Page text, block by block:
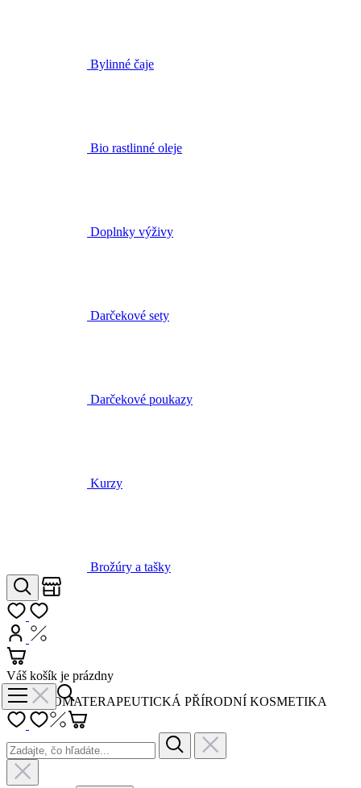
AROMATERAPEUTICKÁ PŘÍRODNÍ KOSMETIKA
Bylinné čaje
Bio rastlinné oleje
Doplnky výživy
Darčekové sety
Darčekové poukazy
Kurzy
Brožúry a tašky
Hľadať
Prihlásiť
Váš košík je prázdny